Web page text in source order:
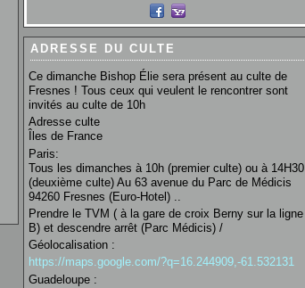
ADRESSE DU CULTE
Ce dimanche Bishop Élie sera présent au culte de
Fresnes ! Tous ceux qui veulent le rencontrer sont
invités au culte de 10h
Adresse culte
Îles de France
Paris:
Tous les dimanches à 10h (premier culte) ou à 14H30
(deuxième culte) Au 63 avenue du Parc de Médicis
94260 Fresnes (Euro-Hotel) ..
Prendre le TVM ( à la gare de croix Berny sur la ligne
B) et descendre arrêt (Parc Médicis) /
Géolocalisation :
https://maps.google.com/?q=16.244909,-61.532131
Guadeloupe :